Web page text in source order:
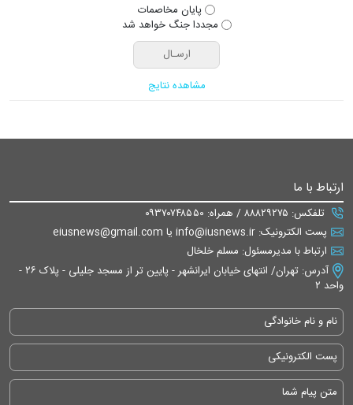
پایان مخاصمات
مجددا جنگ خواهد شد
مشاهده نتایج
ارتباط با ما
تلفکس: ۸۸۸۲۹۲۷۵ / همراه: ۰۹۳۷۰۷۴۸۵۵۰
پست الکترونیک: info@iusnews.ir یا eiusnews@gmail.com
ارتباط با مدیرمسئول: مسلم خلخال
آدرس: تهران/ انتهای خیابان ایرانشهر - پایین تر از مسجد جلیلی - پلاک ۲۶ -
واحد ۲